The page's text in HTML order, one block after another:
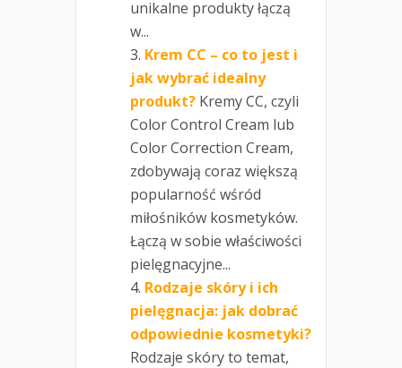
unikalne produkty łączą
w...
Krem CC – co to jest i
jak wybrać idealny
produkt? Kremy CC, czyli
Color Control Cream lub
Color Correction Cream,
zdobywają coraz większą
popularność wśród
miłośników kosmetyków.
Łączą w sobie właściwości
pielęgnacyjne...
Rodzaje skóry i ich
pielęgnacja: jak dobrać
odpowiednie kosmetyki?
Rodzaje skóry to temat,